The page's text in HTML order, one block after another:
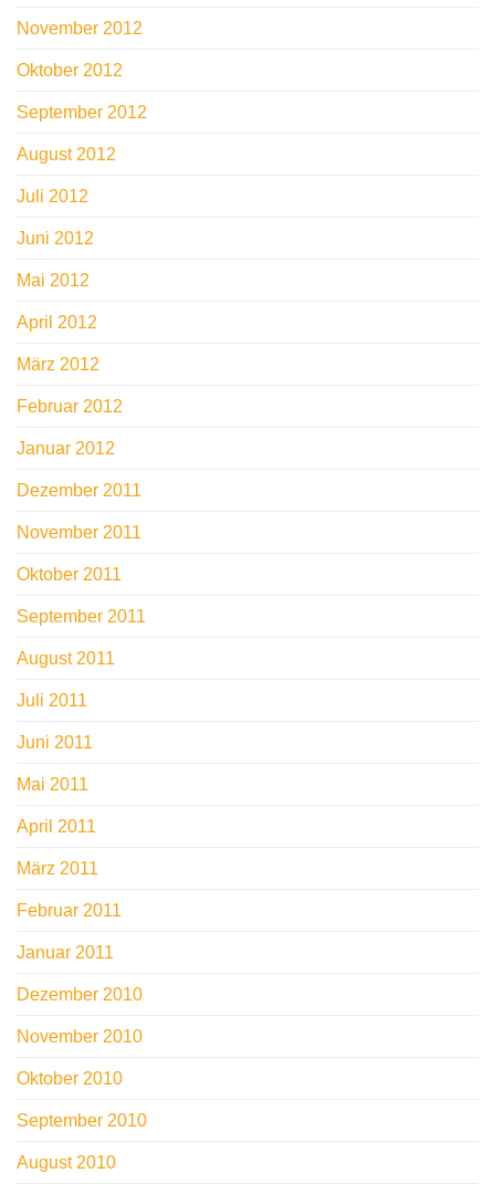
November 2012
Oktober 2012
September 2012
August 2012
Juli 2012
Juni 2012
Mai 2012
April 2012
März 2012
Februar 2012
Januar 2012
Dezember 2011
November 2011
Oktober 2011
September 2011
August 2011
Juli 2011
Juni 2011
Mai 2011
April 2011
März 2011
Februar 2011
Januar 2011
Dezember 2010
November 2010
Oktober 2010
September 2010
August 2010